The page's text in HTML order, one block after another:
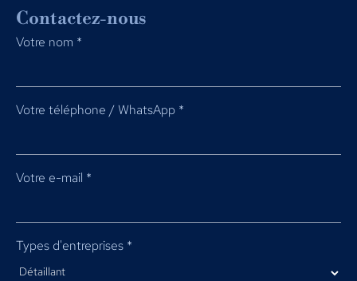
Contactez-nous
Votre nom *
Votre téléphone / WhatsApp *
Votre e-mail *
Types d'entreprises *